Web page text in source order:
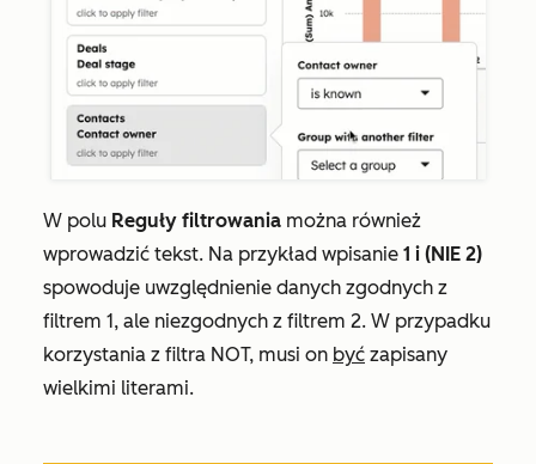
W polu Reguły filtrowania można również
wprowadzić tekst. Na przykład wpisanie 1 i (NIE 2)
spowoduje uwzględnienie danych zgodnych z
filtrem 1, ale niezgodnych z filtrem 2. W przypadku
korzystania z filtra NOT, musi on być zapisany
wielkimi literami.